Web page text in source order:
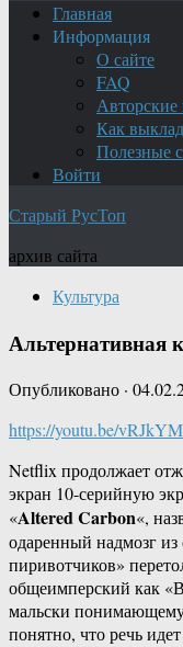
Главная
Информация
О сайте
FAQ
Авторские
Как
Полезные
Войти
Старый РусТоп
архив сайта
Культура
Альтернативная
Опубликовано ·
https://youtu.be/
Netflix продолжает
экран 10-серийную
«Altered Carbon«,
одаренный надмозг
пиривотчиков»
общеимперский как
мальски
понятно, что речь